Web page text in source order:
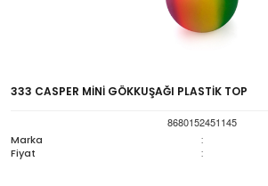
333 CASPER MİNİ GÖKKUŞAĞI PLASTİK TOP
8680152451145
Marka
:
Fiyat :